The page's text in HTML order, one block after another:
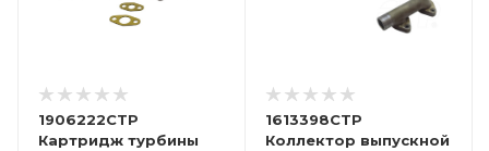
1906222CTP
Картридж турбины
1613398CTP
Коллектор выпускной